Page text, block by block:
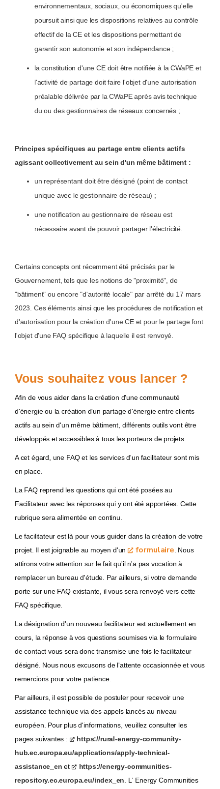
environnementaux, sociaux, ou économiques qu'elle
poursuit ainsi que les dispositions relatives au contrôle
effectif de la CE et les dispositions permettant de
garantir son autonomie et son indépendance ;
la constitution d'une CE doit être notifiée à la CWaPE et
l'activité de partage doit faire l'objet d'une autorisation
préalable délivrée par la CWaPE après avis technique
du ou des gestionnaires de réseaux concernés ;
Principes spécifiques au partage entre clients actifs
agissant collectivement au sein d'un même bâtiment :
un représentant doit être désigné (point de contact
unique avec le gestionnaire de réseau) ;
une notification au gestionnaire de réseau est
nécessaire avant de pouvoir partager l'électricité.
Certains concepts ont récemment été précisés par le
Gouvernement, tels que les notions de "proximité", de
"bâtiment" ou encore "d'autorité locale" par arrêté du 17 mars
2023. Ces éléments ainsi que les procédures de notification et
d'autorisation pour la création d'une CE et pour le partage font
l'objet d'une FAQ spécifique à laquelle il est renvoyé.
Vous souhaitez vous lancer ?
Afin de vous aider dans la création d'une communauté
d'énergie ou la création d'un partage d'énergie entre clients
actifs au sein d'un même bâtiment, différents outils vont être
développés et accessibles à tous les porteurs de projets.
A cet égard, une FAQ et les services d'un facilitateur sont mis
en place.
La FAQ reprend les questions qui ont été posées au
Facilitateur avec les réponses qui y ont été apportées. Cette
rubrique sera alimentée en continu.
Le facilitateur est là pour vous guider dans la création de votre
projet. Il est joignable au moyen d'un
formulaire . Nous
attirons votre attention sur le fait qu'il n'a pas vocation à
remplacer un bureau d'étude. Par ailleurs, si votre demande
porte sur une FAQ existante, il vous sera renvoyé vers cette
FAQ spécifique.
La désignation d'un nouveau facilitateur est actuellement en
cours, la réponse à vos questions soumises via le formulaire
de contact vous sera donc transmise une fois le facilitateur
désigné. Nous nous excusons de l'attente occasionnée et vous
remercions pour votre patience.
Par ailleurs, il est possible de postuler pour recevoir une
assistance technique via des appels lancés au niveau
européen. Pour plus d'informations, veuillez consulter les
pages suivantes :
https://rural-energy-community-
hub.ec.europa.eu/applications/apply-technical-
assistance_en et
https://energy-communities-
repository.ec.europa.eu/index_en . L' Energy Communities